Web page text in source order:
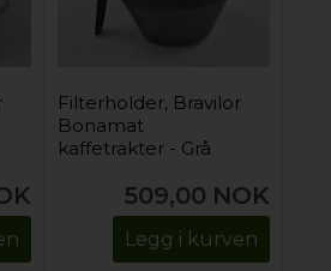
Filterholder, Bravilor
Bonamat
kaffetrakter - Grå
509,00 NOK
Legg i kurven